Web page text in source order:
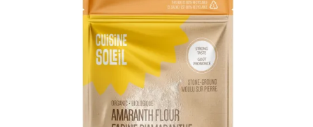
AJOUTER AU PANIER /